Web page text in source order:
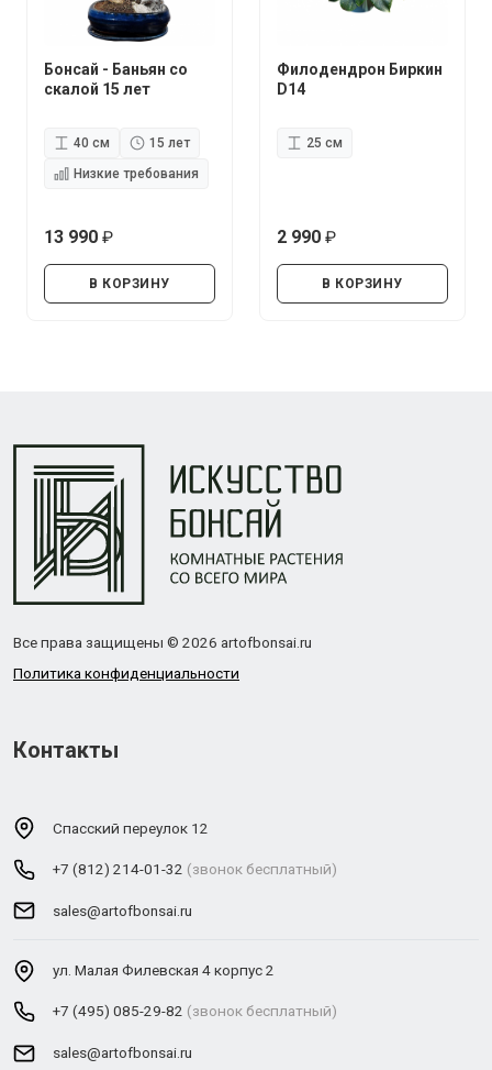
Бонсай - Баньян со
скалой 15 лет
40 см
15 лет
Низкие требования
13 990
В КОРЗИНУ
Филодендрон Биркин
D14
25 см
2 990
В КОРЗИНУ
Все права защищены © 2026 artofbonsai.ru
Политика конфиденциальности
Контакты
Спасский переулок 12
+7 (812) 214-01-32 (звонок бесплатный)
sales@artofbonsai.ru
ул. Малая Филевская 4 корпус 2
+7 (495) 085-29-82 (звонок бесплатный)
sales@artofbonsai.ru